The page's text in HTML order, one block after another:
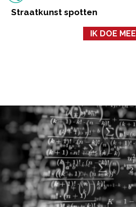
Straatkunst spotten
IK DOE MEE